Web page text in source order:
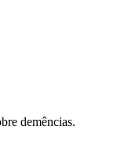
demências.